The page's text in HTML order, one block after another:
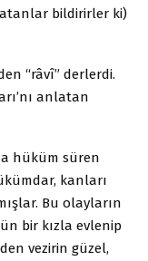
bildirirler ki)
“râvî” derlerdi.
anlatan
hüküm süren
kanları
Bu olayların
bir kızla evlenip
vezirin güzel,